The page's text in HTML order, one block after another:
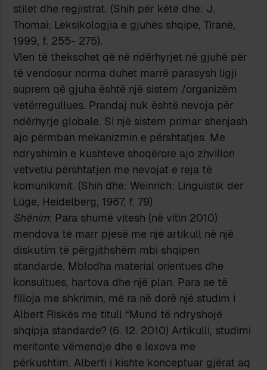
stilet dhe regjistrat. (Shih për këtë dhe: J.
Thomai: Leksikologjia e gjuhës shqipe, Tiranë,
1999, f. 255- 275).
Vlen të theksohet që në ndërhyrjet në gjuhë për
të vendosur norma duhet marrë parasysh ligji
suprem që gjuha është një sistem /organizëm
vetërregullues. Prandaj nuk është nevoja për
ndërhyrje globale. Si një sistem primar shenjash
ajo përmban mekanizmin e përshtatjes. Me
ndryshimin e kushteve shoqërore ajo zhvillon
vetvetiu përshtatjen me nevojat e reja të
komunikimit. (Shih dhe: Weinrich: Linguistik der
Lüge, Heidelberg, 1967, f. 79)
Shënim: Para shumë vitesh (në vitin 2010)
mendova të marr pjesë me një artikull në një
diskutim të përgjithshëm mbi shqipen
standarde. Mblodha material orientues dhe
konsultues, hartova dhe një plan. Para se të
filloja me shkrimin, më ra në dorë një studim i
Albert Riskës me titull “Mund të ndryshojë
shqipja standarde? (6. 12. 2010) Artikulli, studimi
meritonte vëmendje dhe e lexova me
përkushtim. Alberti i kishte konceptuar gjërat aq